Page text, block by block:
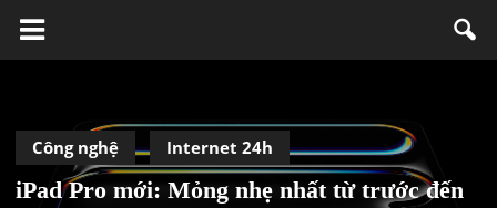
Công nghệ Internet 24h
iPad Pro mới: Mỏng nhẹ nhất từ trước đến